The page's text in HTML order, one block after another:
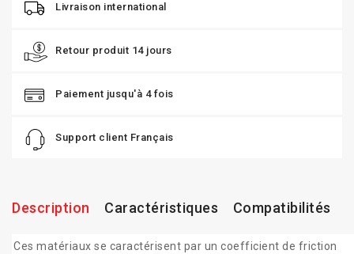
Livraison international
Retour produit 14 jours
Paiement jusqu'à 4 fois
Support client Français
Description Caractéristiques Compatibilités
Ces matériaux se caractérisent par un coefficient de friction